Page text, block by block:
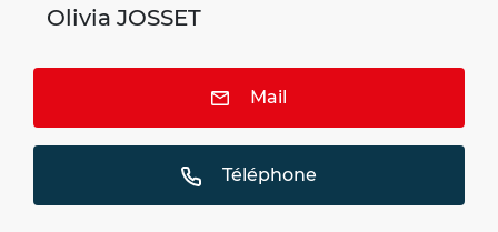
Olivia JOSSET
Mail
Téléphone